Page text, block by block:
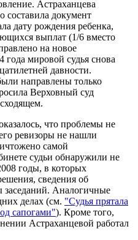
Астраханцева
составила документ
дату рождения ребенка,
выплат (1/6 вместо
на новое
года мировой судья снова
давности.
направлены только
Верховный суд
что проблемы не
ревизоры не нашли
самой
судьи обнаружили не
годы, в которых
сведения об
заседаний. Аналогичные
делах (см. "Судья прятала
сапогами"). Кроме того,
Астраханцевой работал